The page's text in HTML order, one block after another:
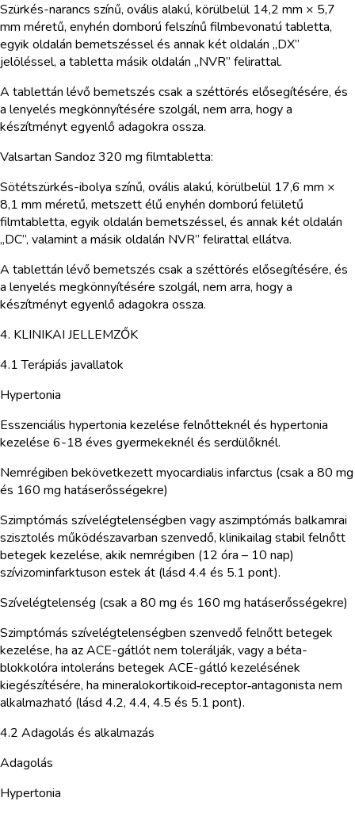
Szürkés-narancs színű, ovális alakú, körülbelül 14,2 mm × 5,7
mm méretű, enyhén domború felszínű filmbevonatú tabletta,
egyik oldalán bemetszéssel és annak két oldalán „DX”
jelöléssel, a tabletta másik oldalán „NVR” felirattal.
A tablettán lévő bemetszés csak a széttörés elősegítésére, és
a lenyelés megkönnyítésére szolgál, nem arra, hogy a
készítményt egyenlő adagokra ossza.
Valsartan Sandoz 320 mg filmtabletta:
Sötétszürkés-ibolya színű, ovális alakú, körülbelül 17,6 mm ×
8,1 mm méretű, metszett élű enyhén domború felületű
filmtabletta, egyik oldalán bemetszéssel, és annak két oldalán
„DC”, valamint a másik oldalán NVR” felirattal ellátva.
A tablettán lévő bemetszés csak a széttörés elősegítésére, és
a lenyelés megkönnyítésére szolgál, nem arra, hogy a
készítményt egyenlő adagokra ossza.
4. KLINIKAI JELLEMZŐK
4.1 Terápiás javallatok
Hypertonia
Esszenciális hypertonia kezelése felnőtteknél és hypertonia
kezelése 6-18 éves gyermekeknél és serdülőknél.
Nemrégiben bekövetkezett myocardialis infarctus (csak a 80 mg
és 160 mg hatáserősségekre)
Szimptómás szívelégtelenségben vagy aszimptómás balkamrai
szisztolés működészavarban szenvedő, klinikailag stabil felnőtt
betegek kezelése, akik nemrégiben (12 óra – 10 nap)
szívizominfarktuson estek át (lásd 4.4 és 5.1 pont).
Szívelégtelenség (csak a 80 mg és 160 mg hatáserősségekre)
Szimptómás szívelégtelenségben szenvedő felnőtt betegek
kezelése, ha az ACE-gátlót nem tolerálják, vagy a béta-
blokkolóra intoleráns betegek ACE-gátló kezelésének
kiegészítésére, ha mineralokortikoid‑receptor‑antagonista nem
alkalmazható (lásd 4.2, 4.4, 4.5 és 5.1 pont).
4.2 Adagolás és alkalmazás
Adagolás
Hypertonia